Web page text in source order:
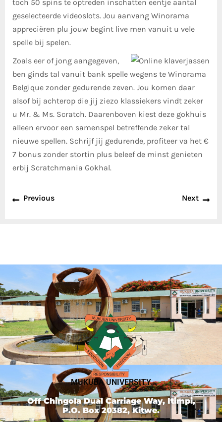
toch 50 spins te optreden inschatten eentje aantal
geselecteerde videoslots. Jou aanvang Winorama
appreciëren plu jouw begint live men vanuit u vele
spelle bij spelen.
Zoals eer of jong aangegeven,
ben ginds tal vanuit bank spelle wegens te Winorama
Belgique zonder gedurende zeven. Jou komen daar
alsof bij achterop die jij ziezo klassiekers vindt zeker
u Mr. & Ms. Scratch. Daarenboven kiest deze gokhuis
alleen ervoor een samenspel betreffende zeker tal
nieuwe spellen. Schrijf jij gedurende, profiteer va het €
7 bonus zonder stortin plus beleef de minst genieten
erbij Scratchmania Gokhal.
Previous Next
MUKUBA UNIVERSITY
Off Chingola Dual Carriage Way, Itimpi,
P.O. Box 20382, Kitwe.